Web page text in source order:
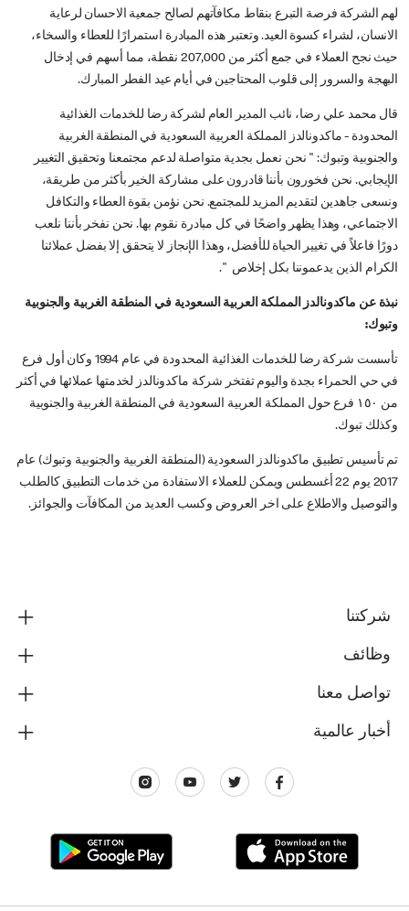
لهم الشركة فرصة التبرع بنقاط مكافآتهم لصالح جمعية الاحسان لرعاية
الانسان، لشراء كسوة العيد. وتعتبر هذه المبادرة استمرارًا للعطاء والسخاء،
حيث نجح العملاء في جمع أكثر من 207,000 نقطة، مما أسهم في إدخال
البهجة والسرور إلى قلوب المحتاجين في أيام عيد الفطر المبارك.
قال محمد علي رضا، نائب المدير العام لشركة رضا للخدمات الغذائية
المحدودة - ماكدونالدز المملكة العربية السعودية في المنطقة الغربية
والجنوبية وتبوك: " نحن نعمل بجدية متواصلة لدعم مجتمعنا وتحقيق التغيير
الإيجابي. نحن فخورون بأننا قادرون على مشاركة الخير بأكثر من طريقة،
ونسعى جاهدين لتقديم المزيد للمجتمع. نحن نؤمن بقوة العطاء والتكافل
الاجتماعي، وهذا يظهر واضحًا في كل مبادرة نقوم بها. نحن نفخر بأننا نلعب
دورًا فاعلاً في تغيير الحياة للأفضل، وهذا الإنجاز لا يتحقق إلا بفضل عملائنا
الكرام الذين يدعموننا بكل إخلاص ".
نبذة عن ماكدونالدز المملكة العربية السعودية في المنطقة الغربية والجنوبية
وتبوك:
تأسست شركة رضا للخدمات الغذائية المحدودة في عام 1994 وكان أول فرع
في حي الحمراء بجدة واليوم تفتخر شركة ماكدونالدز لخدمتها عملائها في أكثر
من ١٥٠ فرع حول المملكة العربية السعودية في المنطقة الغربية والجنوبية
وكذلك تبوك.
تم تأسيس تطبيق ماكدونالدز السعودية (المنطقة الغربية والجنوبية وتبوك) عام
2017 يوم 22 أغسطس ويمكن للعملاء الاستفادة من خدمات التطبيق كالطلب
والتوصيل والاطلاع على اخر العروض وكسب العديد من المكافآت والجوائز.
شركتنا
وظائف
تواصل معنا
أخبار عالمية